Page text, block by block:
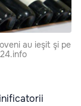
au ieşit şi pe